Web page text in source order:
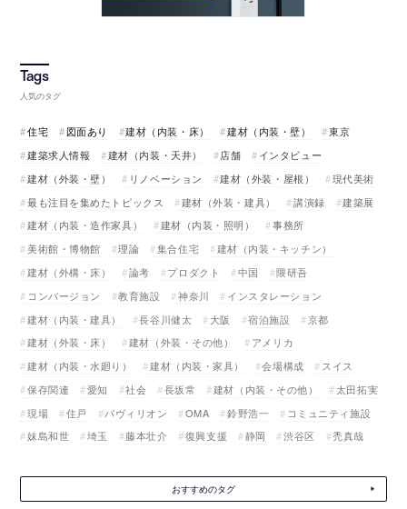
人気のタグ
住宅 図面あり 建材（内装・床） 建材（内装・壁）
東京
建築求人情報
建材（内装・天井） 店舗
インタビュー
建材（外装・壁）
リノベーション 建材（外装・屋根）
現代美術
最も注目を集めたトピックス
建材（外装・建具） 講演録
建築展
建材（内装・造作家具）
建材（内装・照明）
事務所
美術館・博物館
理論 集合住宅
建材（内装・キッチン）
建材（外構・床）
論考 プロダクト 中国
隈研吾
コンバージョン
教育施設 神奈川
インスタレーション
建材（内装・建具）
長谷川健太 大阪 宿泊施設
京都
建材（外装・床）
建材（外装・その他）
アメリカ
建材（内装・水廻り）
建材（内装・家具） 会場構成
スイス
保存関連
愛知 社会 長坂常 建材（内装・その他）
太田拓実
現場
住戸 パヴィリオン OMA 鈴野浩一
コミュニティ施設
妹島和世
埼玉 藤本壮介 復興支援 静岡 渋谷区 禿真哉
おすすめのタグ